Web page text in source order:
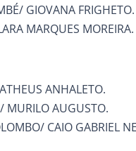
GIOVANA FRIGHETO.
MARQUES MOREIRA.
ANHALETO.
MURILO AUGUSTO.
CAIO GABRIEL